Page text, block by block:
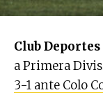
Club Deportes
a Primera
3-1 ante Colo